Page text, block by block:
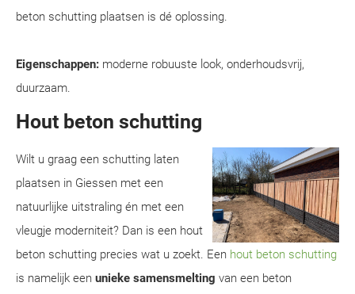
beton schutting plaatsen is dé oplossing.
Eigenschappen: moderne robuuste look, onderhoudsvrij,
duurzaam.
Hout beton schutting
Wilt u graag een schutting laten
plaatsen in Giessen met een
natuurlijke uitstraling én met een
vleugje moderniteit? Dan is een hout
beton schutting precies wat u zoekt. Een hout beton schutting
is namelijk een unieke samensmelting van een beton